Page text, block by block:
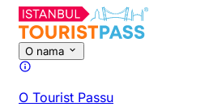
O nama
O Tourist Passu